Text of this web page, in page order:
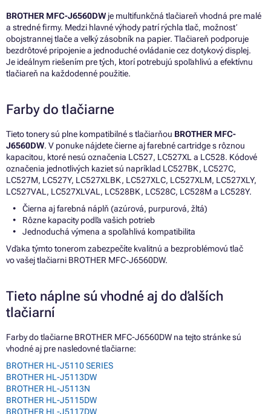
BROTHER MFC-J6560DW je multifunkčná tlačiareň vhodná pre malé
a stredné firmy. Medzi hlavné výhody patrí rýchla tlač, možnosť
obojstrannej tlače a veľký zásobník na papier. Tlačiareň podporuje
bezdrôtové pripojenie a jednoduché ovládanie cez dotykový displej.
Je ideálnym riešením pre tých, ktorí potrebujú spoľahlivú a efektívnu
tlačiareň na každodenné použitie.
Farby do tlačiarne
Tieto tonery sú plne kompatibilné s tlačiarňou BROTHER MFC-
J6560DW. V ponuke nájdete čierne aj farebné cartridge s rôznou
kapacitou, ktoré nesú označenia LC527, LC527XL a LC528. Kódové
označenia jednotlivých kaziet sú napríklad LC527BK, LC527C,
LC527M, LC527Y, LC527XLBK, LC527XLC, LC527XLM, LC527XLY,
LC527VAL, LC527XLVAL, LC528BK, LC528C, LC528M a LC528Y.
Čierna aj farebná náplň (azúrová, purpurová, žltá)
Rôzne kapacity podľa vašich potrieb
Jednoduchá výmena a spoľahlivá kompatibilita
Vďaka týmto tonerom zabezpečíte kvalitnú a bezproblémovú tlač
vo vašej tlačiarni BROTHER MFC-J6560DW.
Tieto náplne sú vhodné aj do ďalších
tlačiarní
Farby do tlačiarne BROTHER MFC-J6560DW na tejto stránke sú
vhodné aj pre nasledovné tlačiarne:
BROTHER HL-J5110 SERIES
BROTHER HL-J5113DW
BROTHER HL-J5113N
BROTHER HL-J5115DW
BROTHER HL-J5117DW